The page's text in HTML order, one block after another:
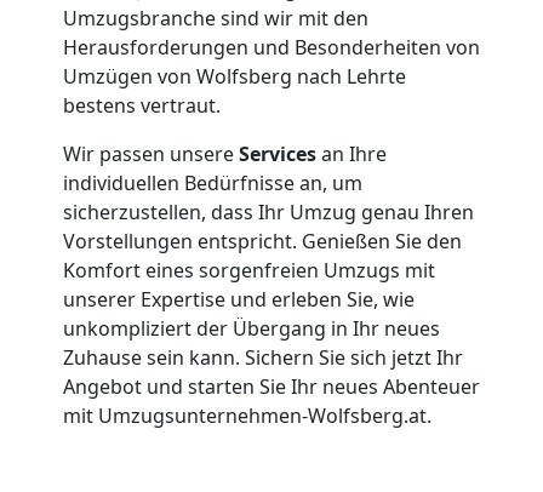
Umzugsbranche sind wir mit den
Herausforderungen und Besonderheiten von
Umzügen von Wolfsberg nach Lehrte
bestens vertraut.
Wir passen unsereServicesan Ihre
individuellen Bedürfnisse an, um
sicherzustellen, dass Ihr Umzug genau Ihren
Vorstellungen entspricht. Genießen Sie den
Komfort eines sorgenfreien Umzugs mit
unserer Expertise und erleben Sie, wie
unkompliziert der Übergang in Ihr neues
Zuhause sein kann. Sichern Sie sich jetzt Ihr
Angebot und starten Sie Ihr neues Abenteuer
mit Umzugsunternehmen-Wolfsberg.at.
Firmenumzug
Wolfsberg
Büroumzug
Wolfsberg
Expressumzug
Wolfsberg